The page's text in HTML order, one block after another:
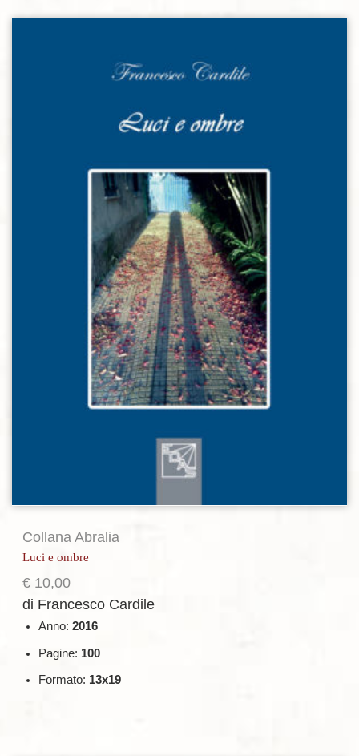
Aggiungi alla lista dei desideri
Collana Abralia
Luci e ombre
€ 10,00
di Francesco Cardile
Anno: 2016
Pagine: 100
Formato: 13x19